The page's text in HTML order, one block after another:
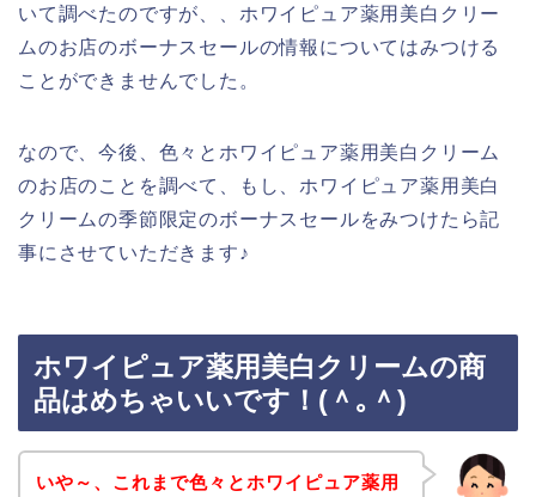
いて調べたのですが、、ホワイピュア薬用美白クリー
ムのお店のボーナスセールの情報についてはみつける
ことができませんでした。
なので、今後、色々とホワイピュア薬用美白クリーム
のお店のことを調べて、もし、ホワイピュア薬用美白
クリームの季節限定のボーナスセールをみつけたら記
事にさせていただきます♪
ホワイピュア薬用美白クリームの商
品はめちゃいいです！(＾｡＾)
いや～、これまで色々とホワイピュア薬用